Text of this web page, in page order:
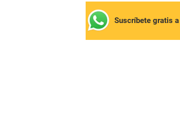
Suscríbete gratis